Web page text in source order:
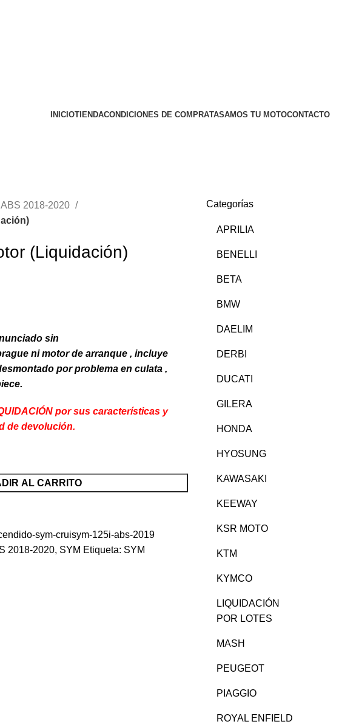
INICIOTIENDACONDICIONES DE COMPRATASAMOS TU MOTOCONTACTO
2018-2020
(Liquidación)
sin
ni motor de arranque , incluye
por problema en culata ,
por sus características y
de devolución.
AL CARRITO
sym-cruisym-125i-abs-2019
2018-2020, SYM Etiqueta: SYM
Categorías
APRILIA
BENELLI
BETA
BMW
DAELIM
DERBI
DUCATI
GILERA
HONDA
HYOSUNG
KAWASAKI
KEEWAY
KSR MOTO
KTM
KYMCO
LIQUIDACIÓN
POR LOTES
MASH
PEUGEOT
PIAGGIO
ROYAL ENFIELD